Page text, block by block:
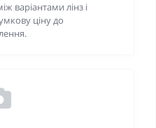
варіантами лінз і
ціну до